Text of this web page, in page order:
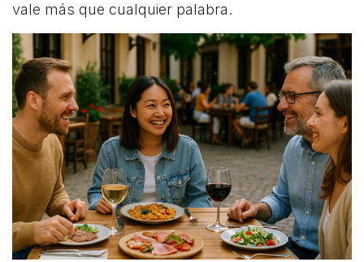
vale más que cualquier palabra.